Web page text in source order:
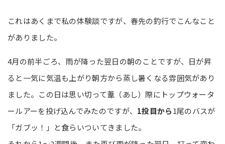
これはあくまで私の体験談ですが、春先の釣行でこんなこと
がありました。
4月の前半ごろ、雨が降った翌日の朝のことですが、日が昇
ると一気に気温も上がり朝方から蒸し暑くなる雰囲気があり
ました。この日は思い切って葦（あし）際にトップウォータ
ールアーを投げ込んでみたのですが、 1投目から1尾のバスが
「ガブッ！」と食らいついてきました。